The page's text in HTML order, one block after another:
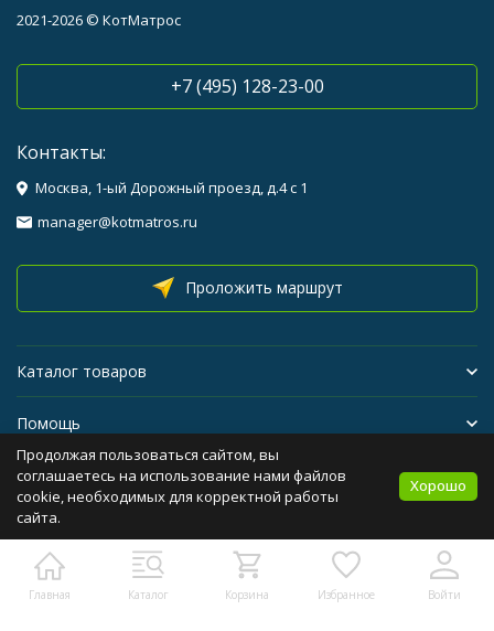
Главная Каталог Корзина Избранное Войти
2021-2026 © КотМатрос
+7 (495) 128-23-00
Контакты:
Москва, 1-ый Дорожный проезд, д.4 с 1
manager@kotmatros.ru
Проложить маршрут
Каталог товаров
Помощь
Бренды
Политика персональных данных Карта сайта
Продолжая пользоваться сайтом, вы
соглашаетесь на использование нами файлов
cookie, необходимых для корректной работы
сайта.
Хорошо